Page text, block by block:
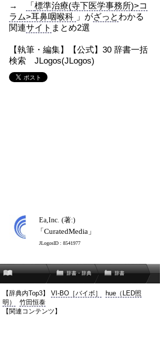
→ 「 標準治療(寺下医学事務所)>コ
ラム>耳鼻咽喉科 」がざっと わかる
関連サイト まとめ2選
【執筆・編集】【公式】30 辞書一括
検索 JLogos(JLogos)
Ea,Inc. (著:)
「CuratedMedia」
JLogosID : 8541977
辞書・辞典 辞書
【辞典内Top3】 VI-BO［バイボ］
hue（LED照
明）
竹田恒泰
【関連コンテンツ】